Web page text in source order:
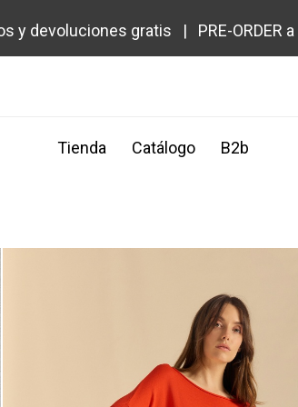
y devoluciones gratis | PRE-ORDER
Tienda Catálogo B2b